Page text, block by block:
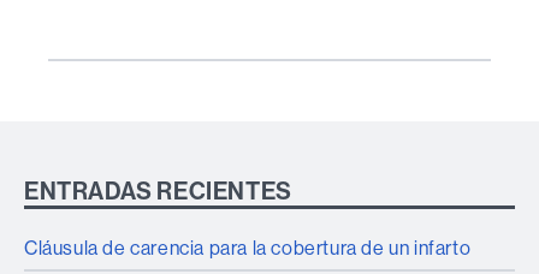
ENTRADAS RECIENTES
Cláusula de carencia para la cobertura de un infarto